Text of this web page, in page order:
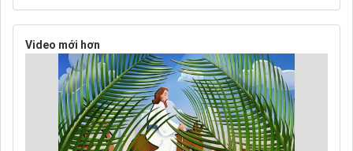
Video mới hơn